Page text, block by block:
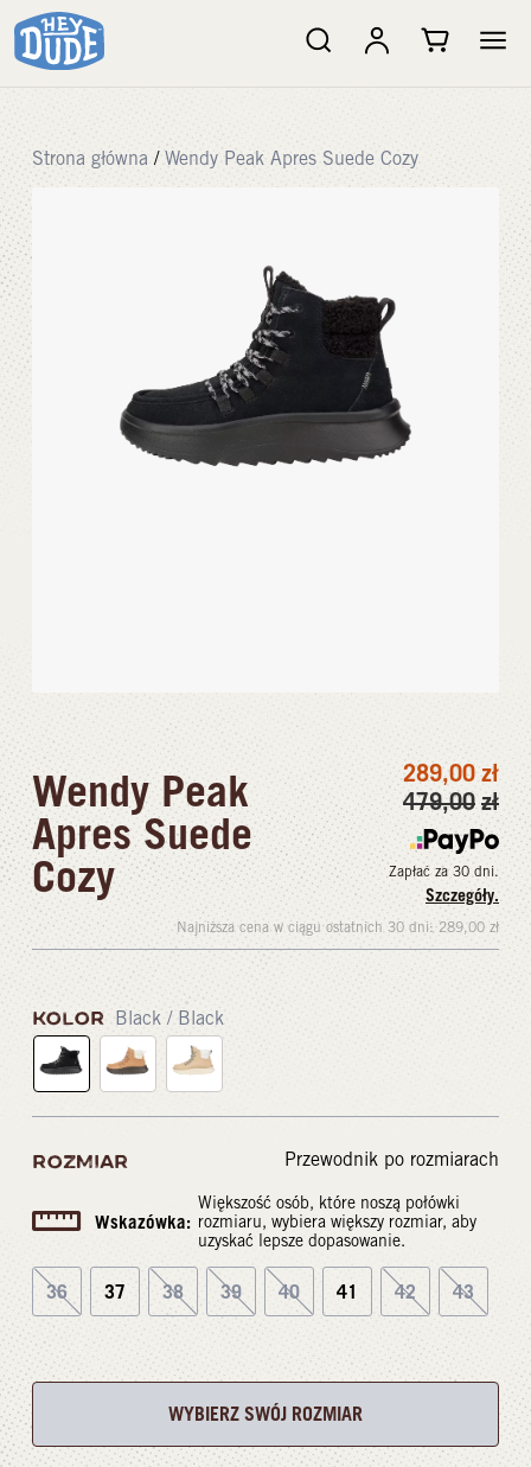
Strona główna / Wendy Peak Apres Suede Cozy
Wendy Peak
Apres Suede
Cozy
289,00 zł
479,00 zł
Zapłać za 30 dni.
Szczegóły.
Najniższa cena w ciągu ostatnich 30 dni:289,00 zł
KOLOR Black / Black
ROZMIAR Przewodnik po rozmiarach
Wskazówka:
Większość osób, które noszą połówki
rozmiaru, wybiera większy rozmiar, aby
uzyskać lepsze dopasowanie.
36 37 38 39 40 41 42 43
WYBIERZ SWÓJ ROZMIAR